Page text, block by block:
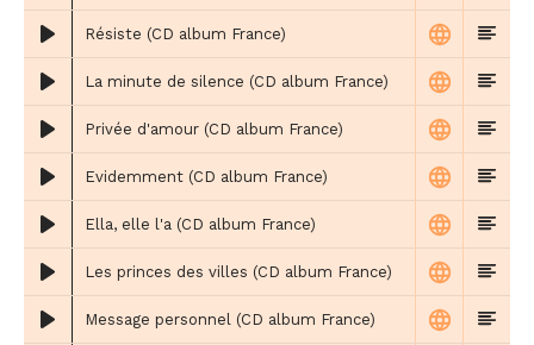
Résiste (CD album France)
La minute de silence (CD album France)
Privée d'amour (CD album France)
Evidemment (CD album France)
Ella, elle l'a (CD album France)
Les princes des villes (CD album France)
Message personnel (CD album France)